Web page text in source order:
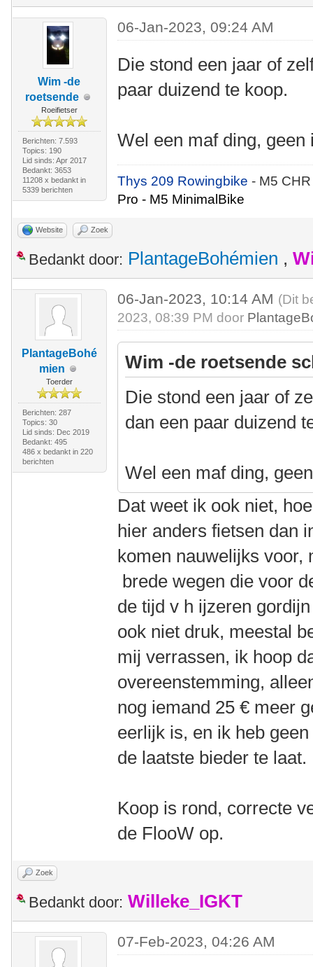
Wim -de
roetsende
Roeifietser
Berichten: 7.593
Topics: 190
Lid sinds: Apr 2017
Bedankt: 3653
11208 x bedankt in
5339 berichten
06-Jan-2023, 09:24 AM
Die stond een jaar of
paar duizend te koop.
Wel een maf ding,
Thys 209 Rowingbike- M5
Pro - M5 MinimalBike
Website Zoek
Bedankt door: PlantageBohémien ,
PlantageBohé
mien
Toerder
Berichten: 287
Topics: 30
Lid sinds: Dec 2019
Bedankt: 495
486 x bedankt in 220
berichten
06-Jan-2023, 10:14 AM (Dit
2023, 08:39 PM door
Wim -de roetsende
Die stond een jaar of
dan een paar duizend
Wel een maf ding,
Dat weet ik ook niet,
hier anders fietsen dan
komen nauwelijks voor,
brede wegen die voor
de tijd v h ijzeren
ook niet druk, meestal
mij verrassen, ik hoop
overeenstemming,
nog iemand 25 € meer
eerlijk is, en ik heb
de laatste bieder te laat.
Koop is rond, correcte
de FlooW op.
Zoek
Bedankt door: Willeke_IGKT
07-Feb-2023, 04:26 AM